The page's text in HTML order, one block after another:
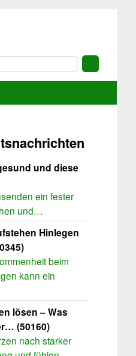
und diese
ein fester
und…
Hinlegen
beim
kann ein
lösen – Was
(50160)
nach starker